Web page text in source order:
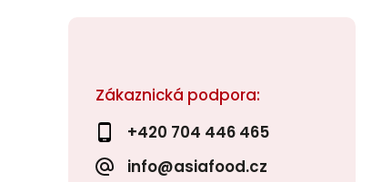
Zákaznická podpora:
+420 704 446 465
info@asiafood.cz